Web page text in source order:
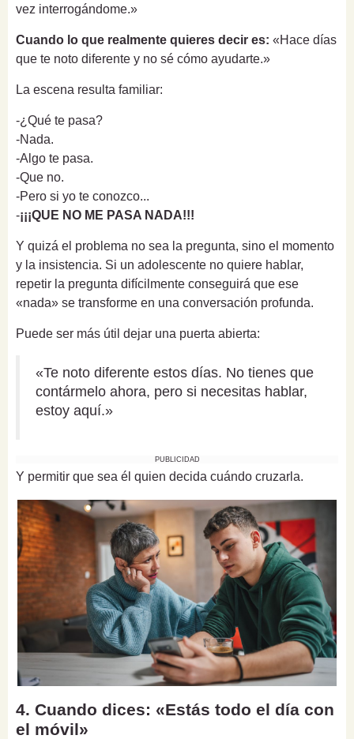
vez interrogándome.»
Cuando lo que realmente quieres decir es: «Hace días
que te noto diferente y no sé cómo ayudarte.»
La escena resulta familiar:
-¿Qué te pasa?
-Nada.
-Algo te pasa.
-Que no.
-Pero si yo te conozco...
-¡¡¡QUE NO ME PASA NADA!!!
Y quizá el problema no sea la pregunta, sino el momento
y la insistencia. Si un adolescente no quiere hablar,
repetir la pregunta difícilmente conseguirá que ese
«nada» se transforme en una conversación profunda.
Puede ser más útil dejar una puerta abierta:
«Te noto diferente estos días. No tienes que
contármelo ahora, pero si necesitas hablar,
estoy aquí.»
PUBLICIDAD
Y permitir que sea él quien decida cuándo cruzarla.
4. Cuando dices: «Estás todo el día con
el móvil»